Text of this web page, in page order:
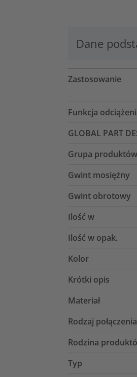
Dane
Zastosowanie
Funkcja
GLOBAL PART
Grupa produktów
Gwint mosiężny
Gwint obrotowy
Ilość w
Ilość w opak.
Kolor
Krótki opis
Materiał
Rodzaj połączenia
Rodzina
Typ